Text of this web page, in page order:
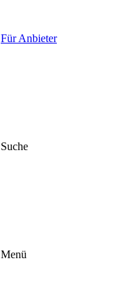
Für Anbieter
Suche
Menü